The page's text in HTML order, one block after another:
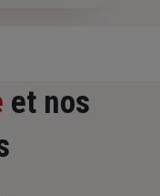
et nos